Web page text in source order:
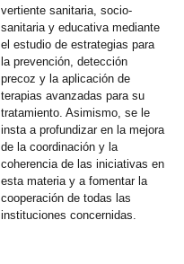
vertiente sanitaria, socio-
sanitaria y educativa mediante
el estudio de estrategias para
la prevención, detección
precoz y la aplicación de
terapias avanzadas para su
tratamiento. Asimismo, se le
insta a profundizar en la mejora
de la coordinación y la
coherencia de las iniciativas en
esta materia y a fomentar la
cooperación de todas las
instituciones concernidas.